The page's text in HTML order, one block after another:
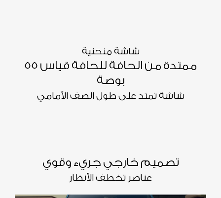
شاشة منحنية
ممتدة من الحافة للحافة قياس 55
بوصة
شاشة تمتد على طول الصف الأمامي
تصميم خارجي جريء وقوي
عناصر تخطف الأنظار